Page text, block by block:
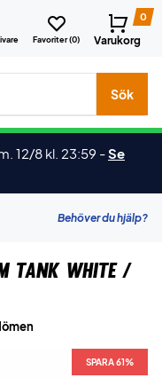
Favoriter (0)
0
Varukorg
osv.
Sök
12/8 kl. 23:59 -Se
Behöver du hjälp?
Tank White /
SPARA 61%
SPARA 61%
SPARA 61%
SPARA 61%